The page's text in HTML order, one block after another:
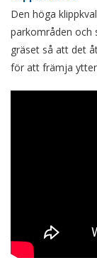
Den höga
parkområden och
gräset så att det
för att främja